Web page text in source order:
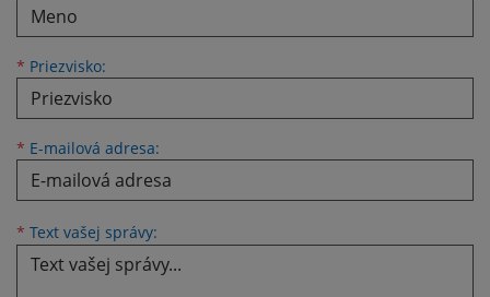
* Priezvisko:
* E-mailová adresa:
* Text vašej správy: